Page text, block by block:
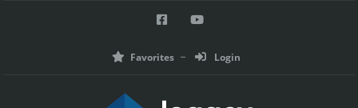
Favorites Login